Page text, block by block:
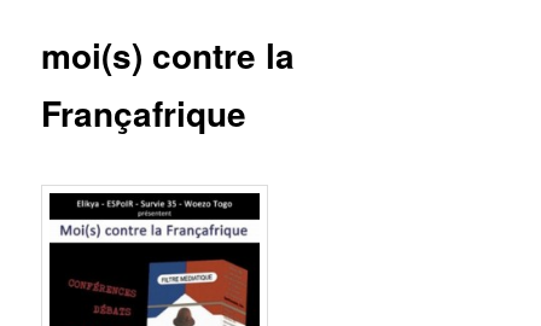
moi(s) contre la
Françafrique